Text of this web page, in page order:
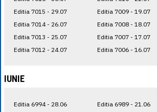
Editia 7015 - 29.07
Editia 7014 - 26.07
Editia 7013 - 25.07
Editia 7012 - 24.07
Editia 7009 - 19.07
Editia 7008 - 18.07
Editia 7007 - 17.07
Editia 7006 - 16.07
IUNIE
Editia 6994 - 28.06
Editia 6989 - 21.06